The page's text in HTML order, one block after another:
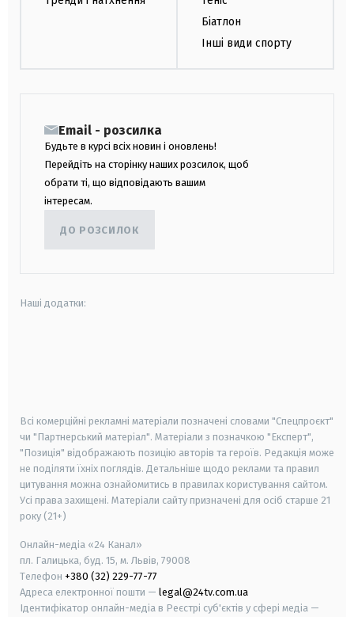
Біатлон
Інші види спорту
Email - розсилка
Будьте в курсі всіх новин і оновлень!
Перейдіть на сторінку наших розсилок, щоб
обрати ті, що відповідають вашим
інтересам.
ДО РОЗСИЛОК
Наші додатки:
Всі комерційні рекламні матеріали позначені словами "Спецпроєкт"
чи "Партнерський матеріал". Матеріали з позначкою "Експерт",
"Позиція" відображають позицію авторів та героїв. Редакція може
не поділяти їхніх поглядів. Детальніше щодо реклами та правил
цитування можна ознайомитись в правилах користування сайтом.
Усі права захищені. Матеріали сайту призначені для осіб старше 21
року (21+)
Онлайн-медіа «24 Канал»
пл. Галицька, буд. 15, м. Львів, 79008
Телефон +380 (32) 229-77-77
Адреса електронної пошти — legal@24tv.com.ua
Ідентифікатор онлайн-медіа в Реєстрі суб'єктів у сфері медіа —